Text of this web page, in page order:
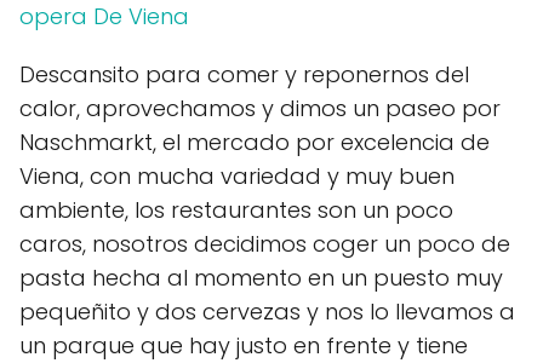
opera De Viena
Descansito para comer y reponernos del
calor, aprovechamos y dimos un paseo por
Naschmarkt, el mercado por excelencia de
Viena, con mucha variedad y muy buen
ambiente, los restaurantes son un poco
caros, nosotros decidimos coger un poco de
pasta hecha al momento en un puesto muy
pequeñito y dos cervezas y nos lo llevamos a
un parque que hay justo en frente y tiene